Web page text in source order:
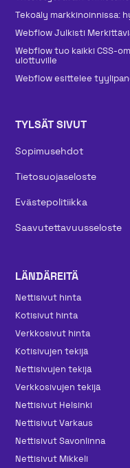
Tekoäly markkinoinnissa:
Webflow Julkisti
Webflow tuo kaikki CSS-
ulottuville
Webflow esittelee
TYLSÄT SIVUT
Sopimusehdot
Tietosuojaseloste
Evästepolitiikka
Saavutettavuusseloste
LÄNDÄREITÄ
Nettisivut hinta
Kotisivut hinta
Verkkosivut hinta
Kotisivujen tekijä
Nettisivujen tekijä
Verkkosivujen tekijä
Nettisivut Helsinki
Nettisivut Varkaus
Nettisivut Savonlinna
Nettisivut Mikkeli